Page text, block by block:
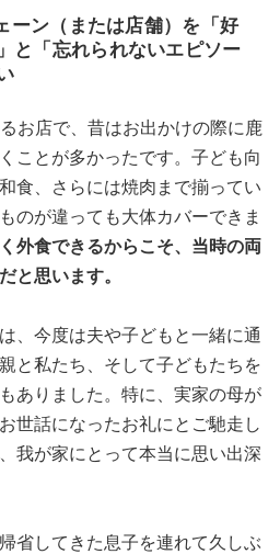
ーン（または店舗）を「好
と「忘れられないエピソー
お店で、昔はお出かけの際に鹿
ことが多かったです。子ども向
食、さらには焼肉まで揃ってい
のが違っても大体カバーできま
外食できるからこそ、当時の両
と思います。
、今度は夫や子どもと一緒に通
と私たち、そして子どもたちを
ありました。特に、実家の母が
世話になったお礼にとご馳走し
我が家にとって本当に思い出深
省してきた息子を連れて久しぶ